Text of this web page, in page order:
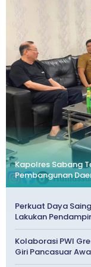
Kapolres Sabang
Pembangunan
Perkuat Daya
Lakukan
Kolaborasi PWI
Giri Pancasuar